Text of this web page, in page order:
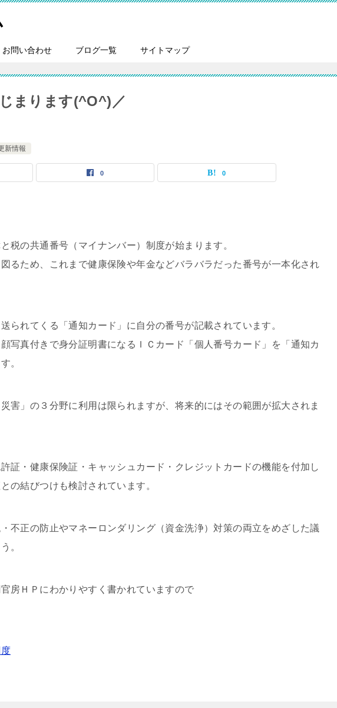
お問い合わせ ブログ一覧 サイトマップ
まります(^O^)／
新情報
0 0
税の共通番号（マイナンバー）制度が始まります。
るため、これまで健康保険や年金などバラバラだった番号が一本化され
られてくる「通知カード」に自分の番号が記載されています。
写真付きで身分証明書になるＩＣカード「個人番号カード」を「通知カ
。
害」の３分野に利用は限られますが、将来的にはその範囲が拡大されま
証・健康保険証・キャッシュカード・クレジットカードの機能を付加し
の結びつけも検討されています。
不正の防止やマネーロンダリング（資金洗浄）対策の両立をめざした議
。
房ＨＰにわかりやすく書かれていますので